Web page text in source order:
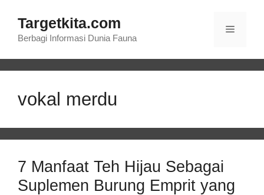
Targetkita.com
Berbagi Informasi Dunia Fauna
Menu
vokal merdu
7 Manfaat Teh Hijau Sebagai
Suplemen Burung Emprit yang